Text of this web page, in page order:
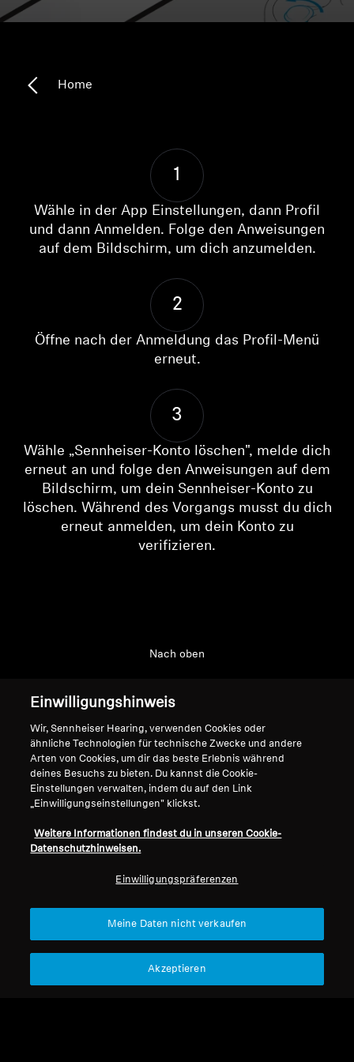
Hearing
Ressourcen zum Thema Hören
Original-Hörteile & Zubehör
AMBEO Soundbars und Subs
AMBEO Ersatzteile & Zubehör
Entdecken
Support
Professionell
Home
1
Wähle in der App Einstellungen, dann Profil
und dann Anmelden. Folge den Anweisungen
auf dem Bildschirm, um dich anzumelden.
2
Öffne nach der Anmeldung das Profil-Menü
erneut.
3
Wähle „Sennheiser-Konto löschen", melde dich
erneut an und folge den Anweisungen auf dem
Bildschirm, um dein Sennheiser-Konto zu
löschen. Während des Vorgangs musst du dich
erneut anmelden, um dein Konto zu
verifizieren.
Support
Nach oben
Impressum
Vertrag widerrufen
Allgemeine
Geschäftsbedingungen für
Offenlegung von Schwachstellen
Unser Unternehmen
Karriere bei Sonova
Einwilligungshinweis
Wir, Sennheiser Hearing, verwenden Cookies oder
ähnliche Technologien für technische Zwecke und andere
Arten von Cookies, um dir das beste Erlebnis während
deines Besuchs zu bieten. Du kannst die Cookie-
Einstellungen verwalten, indem du auf den Link
„Einwilligungseinstellungen" klickst.
Weitere Informationen findest du in unseren Cookie-
Datenschutzhinweisen.
Einwilligungspräferenzen
Meine Daten nicht verkaufen
Akzeptieren
Anmeldung erforderlich
Melden Sie sich bei Ihrem Konto an, um